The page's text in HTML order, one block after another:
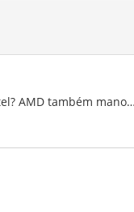
AMD também